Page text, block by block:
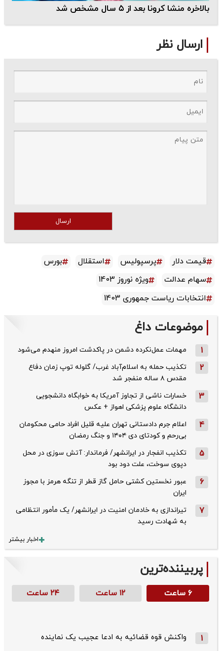
بالاخره منشا کرونا بعد از ۵ سال مشخص شد
ارسال نظر
ارسال
قیمت دلار پرسپولیس استقلال
بورس
سهام عدالت
ویژه نوروز 1403
انتخابات ریاست جمهوری 1403
موضوعات داغ
1 مهمات عمل‌نکرده دشمن در پاکدشت امروز منهدم می‌شود
2
تکذیب حمله به اسلام‌آباد غرب/ گلوله توپ زمان دفاع
مقدس ۸ ساله منفجر شد
3
خسارات ناشی از تجاوز آمریکا به خوابگاه دانشجویی
دانشگاه علوم پزشکی اهواز + عکس
4
اعلام جرم دادستانی تهران علیه قلیل افراد حامی محکومان
بی‌رحم و کودتای دی‌ ۱۴۰۴ و جنگ رمضان
5
تکذیب ‌انفجار در ایرانشهر/ فرماندار: آتش سوزی در محل
دپوی سوخت، علت دود بود
6
عبور نخستین کشتی حامل گاز قطر از تنگه هرمز با مجوز
ایران
7
تیراندازی به خادمان امنیت در ایرانشهر/ یک مأمور انتظامی
به شهادت رسید
اخبار بیشتر
پربیننده‌ترین
۶ ساعت ۱۲ ساعت ۲۴ ساعت
1 واکنش قوه قضائیه به ادعا عجیب یک نماینده